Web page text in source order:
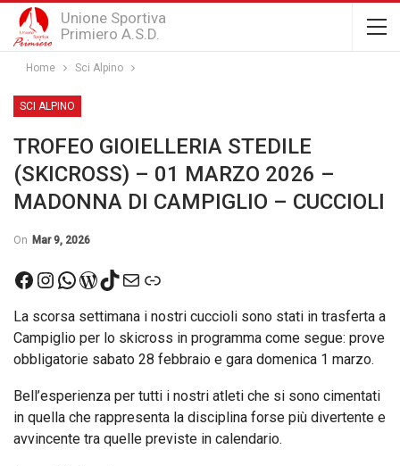
Unione Sportiva
Primiero A.S.D.
Home Sci Alpino
SCI ALPINO
TROFEO GIOIELLERIA STEDILE
(SKICROSS) – 01 MARZO 2026 –
MADONNA DI CAMPIGLIO – CUCCIOLI
On Mar 9, 2026
Facebook
Instagram
WhatsApp
WordPress
TikTok
Email
Link
La scorsa settimana i nostri cuccioli sono stati in trasferta a
Campiglio per lo skicross in programma come segue: prove
obbligatorie sabato 28 febbraio e gara domenica 1 marzo.
Bell’esperienza per tutti i nostri atleti che si sono cimentati
in quella che rappresenta la disciplina forse più divertente e
avvincente tra quelle previste in calendario.